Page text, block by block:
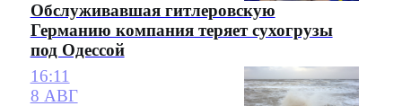
Обслуживавшая гитлеровскую
Германию компания теряет сухогрузы
под Одессой
16:11
8 АВГ